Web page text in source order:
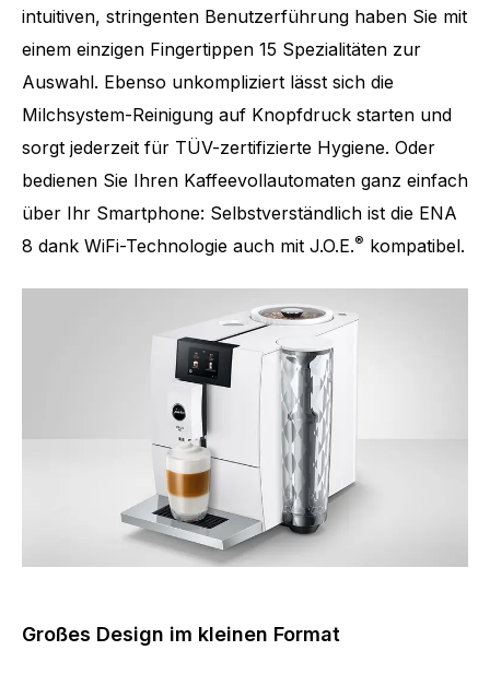
intuitiven, stringenten Benutzerführung haben Sie mit
einem einzigen Fingertippen 15 Spezialitäten zur
Auswahl. Ebenso unkompliziert lässt sich die
Milchsystem-Reinigung auf Knopfdruck starten und
sorgt jederzeit für TÜV-zertifizierte Hygiene. Oder
bedienen Sie Ihren Kaffeevollautomaten ganz einfach
über Ihr Smartphone: Selbstverständlich ist die ENA
8 dank WiFi-Technologie auch mit J.O.E.® kompatibel.
Großes Design im kleinen Format